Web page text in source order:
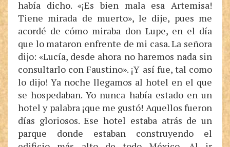
había dicho. «¡Es bien mala esa Artemisa!
Tiene mirada de muerto», le dije, pues me
acordé de cómo miraba don Lupe, en el día
que lo mataron enfrente de mi casa. La señora
dijo: «Lucía, desde ahora no haremos nada sin
consultarlo con Faustino». ¡Y así fue, tal como
lo dijo! Ya noche llegamos al hotel en el que
se hospedaban. Yo nunca había estado en un
hotel y palabra ¡que me gustó! Aquellos fueron
días gloriosos. Ese hotel estaba atrás de un
parque donde estaban construyendo el